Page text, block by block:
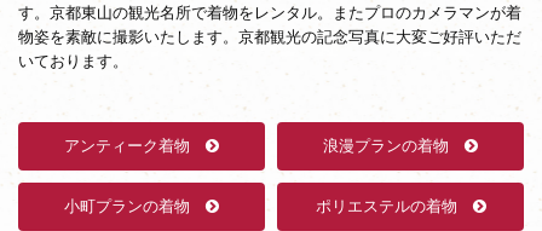
ジ
す。京都東山の観光名所で着物をレンタル。またプロのカメラマンが着
物姿を素敵に撮影いたします。京都観光の記念写真に大変ご好評いただ
いております。
アンティーク着物 浪漫プランの着物
小町プランの着物 ポリエステルの着物